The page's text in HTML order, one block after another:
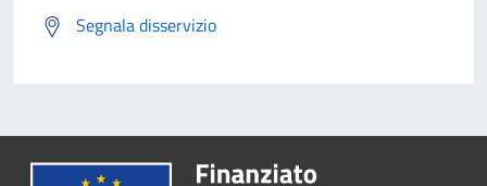
Segnala disservizio